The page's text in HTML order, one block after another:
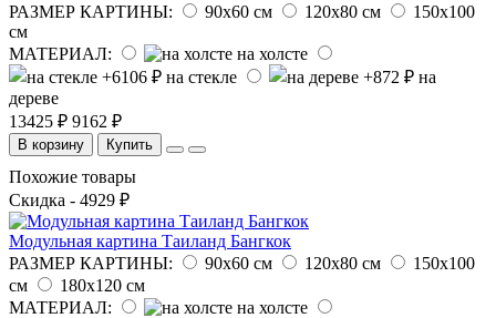
РАЗМЕР КАРТИНЫ:
90х60 см 120х80 см
150х100
см
МАТЕРИАЛ:
на холсте
на стекле
на
дереве
13425 ₽ 9162 ₽
В корзину Купить
Похожие товары
Скидка - 4929 ₽
Модульная картина Таиланд Бангкок
РАЗМЕР КАРТИНЫ:
90х60 см 120х80 см
150х100
см
180х120 см
МАТЕРИАЛ:
на холсте